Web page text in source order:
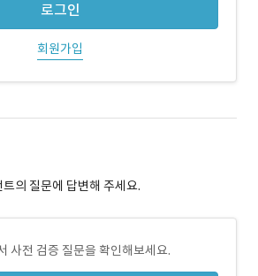
로그인
회원가입
의 질문에 답변해 주세요.
사전 검증 질문을 확인해보세요.